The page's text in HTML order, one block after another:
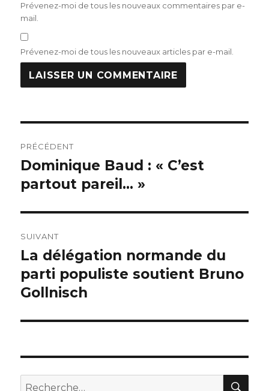
Prévenez-moi de tous les nouveaux commentaires par e-
mail.
Prévenez-moi de tous les nouveaux articles par e-mail.
de
l’article
PRÉCÉDENT
Publication
précédente :
Dominique Baud : « C’est
partout pareil… »
SUIVANT
Publication
suivante :
La délégation normande du
parti populiste soutient Bruno
Gollnisch
Recherche